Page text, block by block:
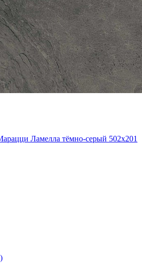
Ламелла тёмно-серый 502x201